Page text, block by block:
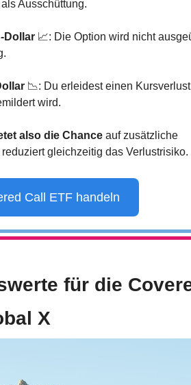
Ausschüttung.
Dollar 📈: Die Option wird nicht
📉: Du erleidest einen
wird.
also die Chance auf zusätzliche
gleichzeitig das Verlustrisiko.
Call ETF handeln
für die
X